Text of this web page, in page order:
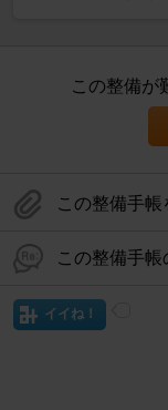
この整備が
この整備手
この整備手
イイね！